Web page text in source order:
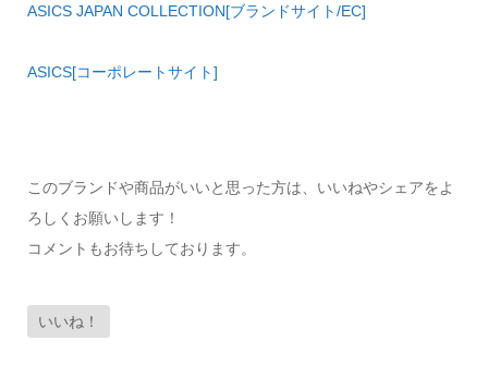
ASICS JAPAN COLLECTION[ブランドサイト/EC]
ASICS[コーポレートサイト]
このブランドや商品がいいと思った方は、いいねやシェアをよ
ろしくお願いします！
コメントもお待ちしております。
いいね！